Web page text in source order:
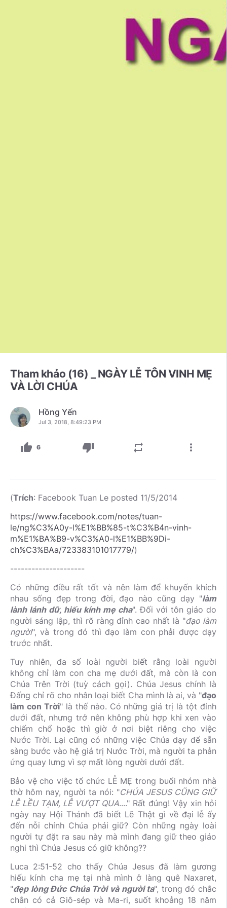
Tham khảo (16) _ NGÀY LỄ TÔN VINH MẸ
VÀ LỜI CHÚA
Hồng Yến
Jul 3, 2018, 8:49:23 PM
thumb_up 6 thumb_down repeat more_vert
(Trích: Facebook Tuan Le posted 11/5/2014
https://www.facebook.com/notes/tuan-
le/ng%C3%A0y-l%E1%BB%85-t%C3%B4n-vinh-
m%E1%BA%B9-v%C3%A0-l%E1%BB%9Di-
ch%C3%BAa/723383101017779/)
---------------------
Có những điều rất tốt và nên làm để khuyến khích
nhau sống đẹp trong đời, đạo nào cũng dạy "làm
lành lánh dữ, hiếu kính mẹ cha". Đối với tôn giáo do
người sáng lập, thì rõ ràng đỉnh cao nhất là "đạo làm
người", và trong đó thì đạo làm con phải được dạy
trước nhất.
Tuy nhiên, đa số loài người biết rằng loài người
không chỉ làm con cha mẹ dưới đất, mà còn là con
Chúa Trên Trời (tuỳ cách gọi). Chúa Jesus chính là
Đấng chỉ rõ cho nhân loại biết Cha mình là ai, và "đạo
làm con Trời" là thế nào. Có những giá trị là tột đỉnh
dưới đất, nhưng trở nên không phù hợp khi xen vào
chiếm chổ hoặc thì giờ ở nơi biệt riêng cho việc
Nước Trời. Lại cũng có những việc Chúa dạy để sẵn
sàng bước vào hệ giá trị Nước Trời, mà người ta phản
ứng quay lưng vì sợ mất lòng người dưới đất.
Bảo vệ cho việc tổ chức LỄ MẸ trong buổi nhóm nhà
thờ hôm nay, người ta nói: "CHÚA JESUS CŨNG GIỮ
LỄ LỀU TẠM, LỄ VƯỢT QUA...." Rất đúng! Vậy xin hỏi
ngày nay Hội Thánh đã biết Lẽ Thật gì về đại lễ ấy
đến nỗi chính Chúa phải giữ? Còn những ngày loài
người tự đặt ra sau này mà mình đang giữ theo giáo
nghi thì Chúa Jesus có giữ không??
Luca 2:51-52 cho thấy Chúa Jesus đã làm gương
hiếu kính cha mẹ tại nhà mình ở làng quê Naxaret,
"đẹp lòng Đức Chúa Trời và người ta", trong đó chắc
chắn có cả Giô-sép và Ma-ri, suốt khoảng 18 năm